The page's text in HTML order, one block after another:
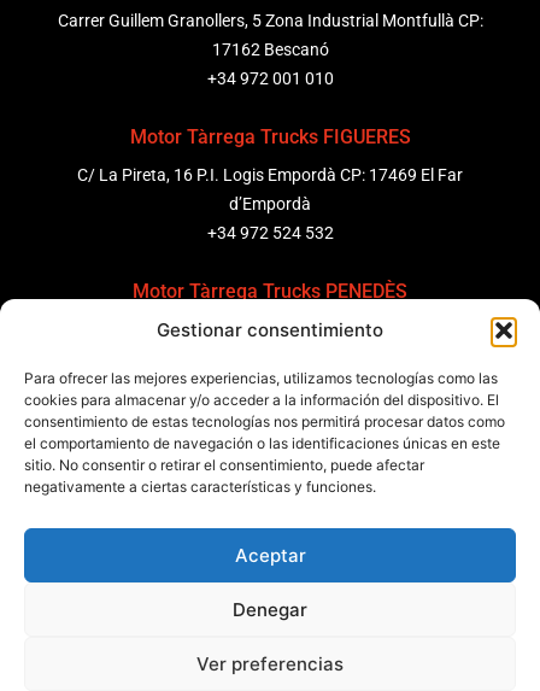
Gestionar consentimiento
Para ofrecer las mejores experiencias, utilizamos tecnologías como las
cookies para almacenar y/o acceder a la información del dispositivo. El
consentimiento de estas tecnologías nos permitirá procesar datos como
el comportamiento de navegación o las identificaciones únicas en este
sitio. No consentir o retirar el consentimiento, puede afectar
negativamente a ciertas características y funciones.
Aceptar
Denegar
Ver preferencias
Carrer Guillem Granollers, 5 Zona Industrial Montfullà CP:
17162 Bescanó
+34 972 001 010
Motor Tàrrega Trucks FIGUERES
C/ La Pireta, 16 P.I. Logis Empordà CP: 17469 El Far
d’Empordà
+34 972 524 532
Motor Tàrrega Trucks PENEDÈS
C/ Ponent 8, Pol. Ind. Sant Pere Molanta, CP: 08799
+34 931 69 11 91
Motor Tàrrega Trucks BARCELONA
Zona Franca, Carrer E, s/n 08040 Barcelona, España
Política de cookiesAviso legalCondiciones generales